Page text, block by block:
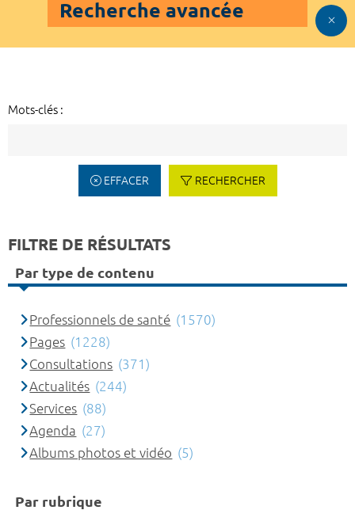
Recherche avancée
Mots-clés :
EFFACER RECHERCHER
FILTRE DE RÉSULTATS
Par type de contenu
Professionnels de santé (1570)
Pages (1228)
Consultations (371)
Actualités (244)
Services (88)
Agenda (27)
Albums photos et vidéo (5)
Par rubrique